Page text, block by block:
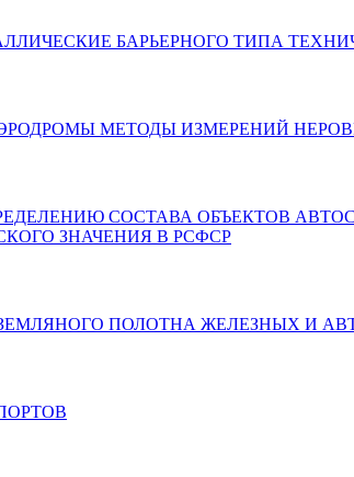
БАРЬЕРНОГО ТИПА
МЕТОДЫ ИЗМЕРЕНИЙ
СОСТАВА ОБЪЕКТОВ
ЗНАЧЕНИЯ В РСФСР
ПОЛОТНА ЖЕЛЕЗНЫХ И